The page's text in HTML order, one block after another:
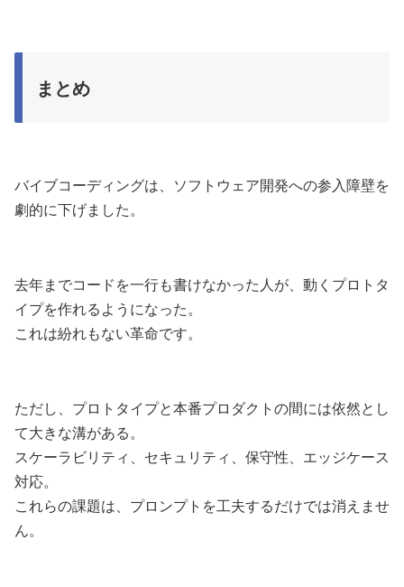
まとめ
バイブコーディングは、ソフトウェア開発への参入障壁を
劇的に下げました。
去年までコードを一行も書けなかった人が、動くプロトタ
イプを作れるようになった。
これは紛れもない革命です。
ただし、プロトタイプと本番プロダクトの間には依然とし
て大きな溝がある。
スケーラビリティ、セキュリティ、保守性、エッジケース
対応。
これらの課題は、プロンプトを工夫するだけでは消えませ
ん。